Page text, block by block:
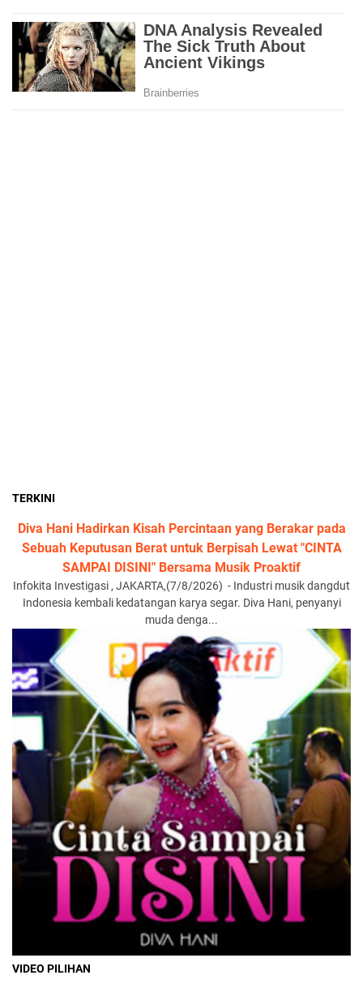
TERKINI
Diva Hani Hadirkan Kisah Percintaan yang Berakar pada
Sebuah Keputusan Berat untuk Berpisah Lewat "CINTA
SAMPAI DISINI" Bersama Musik Proaktif
Infokita Investigasi , JAKARTA,(7/8/2026) - Industri musik dangdut
Indonesia kembali kedatangan karya segar. Diva Hani, penyanyi
muda denga...
VIDEO PILIHAN